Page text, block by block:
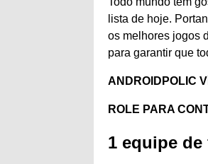
lista de hoje.
os melhores jogos
para garantir que
ANDROIDPOLIC
ROLE PARA
1 equipe de